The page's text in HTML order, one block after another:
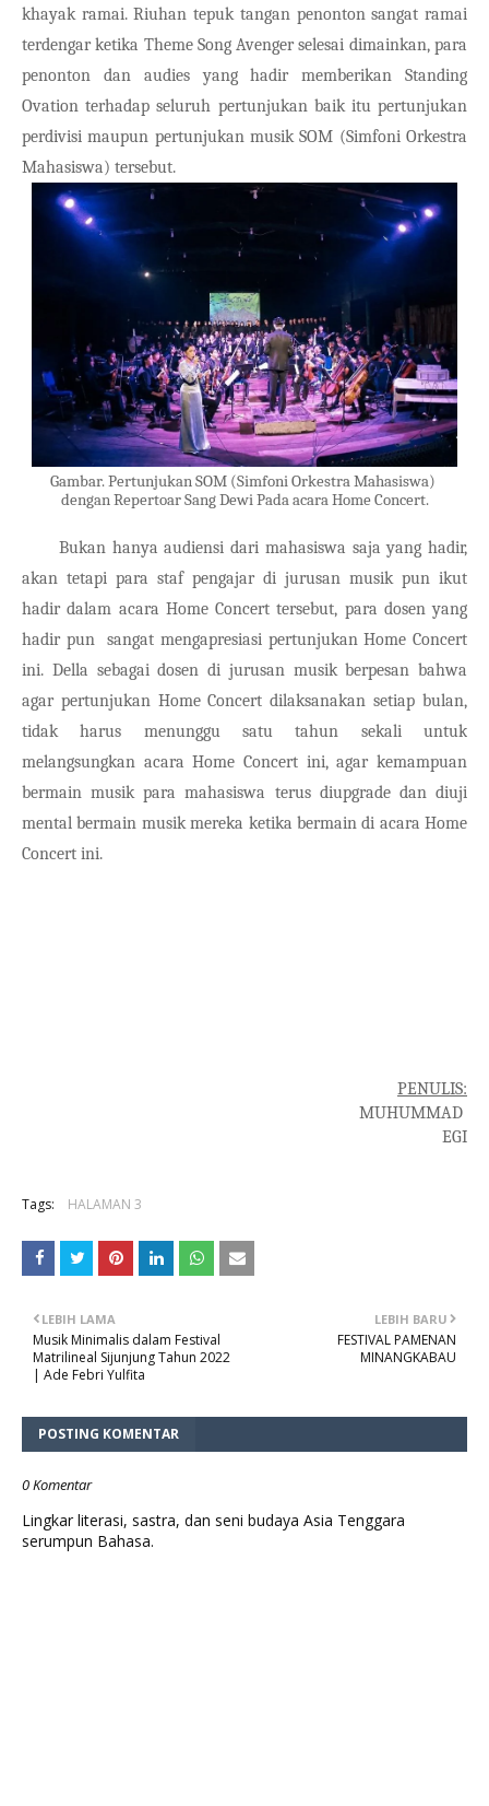
khayak ramai. Riuhan tepuk tangan penonton sangat ramai
terdengar ketika Theme Song Avenger selesai dimainkan, para
penonton dan audies yang hadir memberikan Standing
Ovation terhadap seluruh pertunjukan baik itu pertunjukan
perdivisi maupun pertunjukan musik SOM (Simfoni Orkestra
Mahasiswa) tersebut.
Gambar. Pertunjukan SOM (Simfoni Orkestra Mahasiswa)
dengan Repertoar Sang Dewi Pada acara Home Concert.
Bukan hanya audiensi dari mahasiswa saja yang hadir,
akan tetapi para staf pengajar di jurusan musik pun ikut
hadir dalam acara Home Concert tersebut, para dosen yang
hadir pun  sangat mengapresiasi pertunjukan Home Concert
ini. Della sebagai dosen di jurusan musik berpesan bahwa
agar pertunjukan Home Concert dilaksanakan setiap bulan,
tidak harus menunggu satu tahun sekali untuk
melangsungkan acara Home Concert ini, agar kemampuan
bermain musik para mahasiswa terus diupgrade dan diuji
mental bermain musik mereka ketika bermain di acara Home
Concert ini.
PENULIS:
MUHUMMAD
EGI
Tags: HALAMAN 3
LEBIH BARU
FESTIVAL PAMENAN
MINANGKABAU
LEBIH LAMA
Musik Minimalis dalam Festival
Matrilineal Sijunjung Tahun 2022
| Ade Febri Yulfita
POSTING KOMENTAR
0 Komentar
Lingkar literasi, sastra, dan seni budaya Asia Tenggara
serumpun Bahasa.